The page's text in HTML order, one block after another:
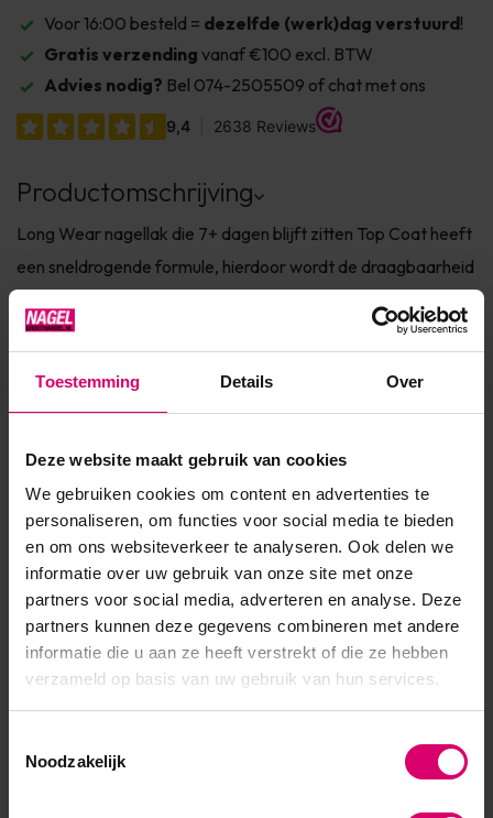
Toestemming Details Over
Deze website maakt gebruik van cookies
We gebruiken cookies om content en advertenties te
personaliseren, om functies voor social media te bieden
en om ons websiteverkeer te analyseren. Ook delen we
informatie over uw gebruik van onze site met onze
partners voor social media, adverteren en analyse. Deze
partners kunnen deze gegevens combineren met andere
informatie die u aan ze heeft verstrekt of die ze hebben
verzameld op basis van uw gebruik van hun services.
Noodzakelijk
Voor 16:00 besteld = dezelfde (werk)dag verstuurd!
Gratis verzending vanaf €100 excl. BTW
Advies nodig? Bel 074-2505509 of chat met ons
Productomschrijving
Long Wear nagellak die 7+ dagen blijft zitten Top Coat heeft
een sneldrogende formule, hierdoor wordt de draagbaarheid
en vitamine E voor de verzorging van de nagel Dierproefvrij
Product specificaties
EAN 639370000862